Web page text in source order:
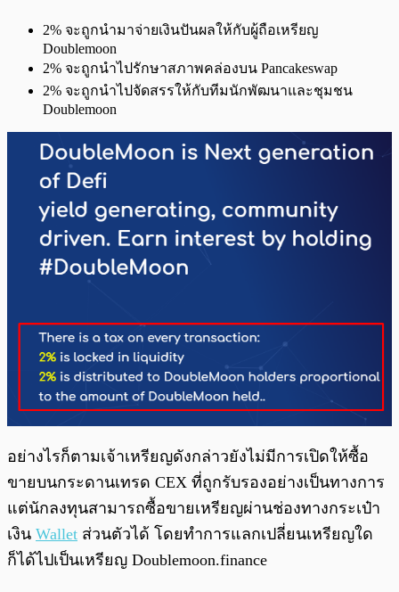
2% จะถูกนำมาจ่ายเงินปันผลให้กับผู้ถือเหรียญ
Doublemoon
2% จะถูกนำไปรักษาสภาพคล่องบน Pancakeswap
2% จะถูกนำไปจัดสรรให้กับทีมนักพัฒนาและชุมชน
Doublemoon
อย่างไรก็ตามเจ้าเหรียญดังกล่าวยังไม่มีการเปิดให้ซื้อ
ขายบนกระดานเทรด CEX ที่ถูกรับรองอย่างเป็นทางการ
แต่นักลงทุนสามารถซื้อขายเหรียญผ่านช่องทางกระเป๋า
เงิน Wallet ส่วนตัวได้ โดยทำการแลกเปลี่ยนเหรียญใด
ก็ได้ไปเป็นเหรียญ Doublemoon.finance